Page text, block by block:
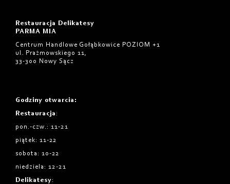
Restauracja Delikatesy
PARMA MIA
Centrum Handlowe Gołąbkowice POZIOM +1
ul. Prażmowskiego 11,
33-300 Nowy Sącz
Godziny otwarcia :
Restauracja :
pon.-czw.: 11-21
piątek: 11-22
sobota: 10-22
niedziela: 12-21
Delikatesy: